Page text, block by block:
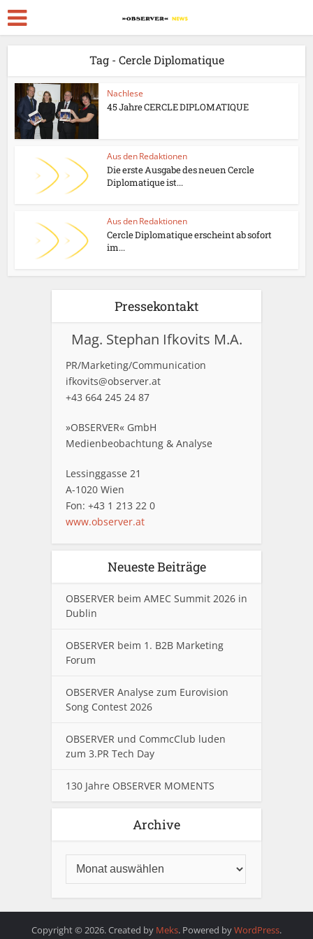
Tag - Cercle Diplomatique
Nachlese
45 Jahre CERCLE DIPLOMATIQUE
Aus den Redaktionen
Die erste Ausgabe des neuen Cercle
Diplomatique ist...
Aus den Redaktionen
Cercle Diplomatique erscheint ab sofort
im...
Pressekontakt
Mag. Stephan Ifkovits M.A.
PR/Marketing/Communication
ifkovits@observer.at
+43 664 245 24 87
»OBSERVER« GmbH
Medienbeobachtung & Analyse
Lessinggasse 21
A-1020 Wien
Fon: +43 1 213 22 0
www.observer.at
Neueste Beiträge
OBSERVER beim AMEC Summit 2026 in
Dublin
OBSERVER beim 1. B2B Marketing
Forum
OBSERVER Analyse zum Eurovision
Song Contest 2026
OBSERVER und CommcClub luden
zum 3.PR Tech Day
130 Jahre OBSERVER MOMENTS
Archive
Copyright © 2026. Created by Meks. Powered byWordPress.